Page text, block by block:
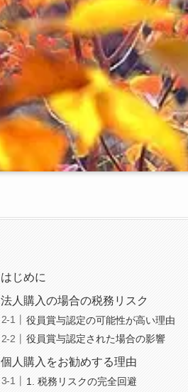
はじめに
法人購入の場合の税務リスク
役員賞与認定の可能性が高い理由
役員賞与認定された場合の影響
個人購入をお勧めする理由
1. 税務リスクの完全回避